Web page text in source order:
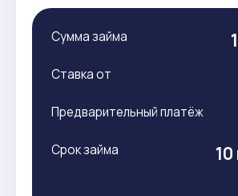
Сумма займа
Ставка от
Предварительный платёж
Срок займа